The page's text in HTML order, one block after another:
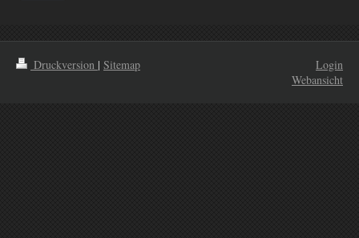
Druckversion | Sitemap
Login
Webansicht